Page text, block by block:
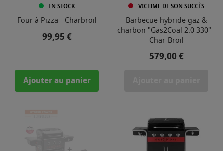
EN STOCK
Four à Pizza - Charbroil
Prix
99,95 €
Ajouter au panier
VICTIME DE SON SUCCÈS
Barbecue hybride gaz &
charbon "Gas2Coal 2.0 330" -
Char-Broil
Prix
579,00 €